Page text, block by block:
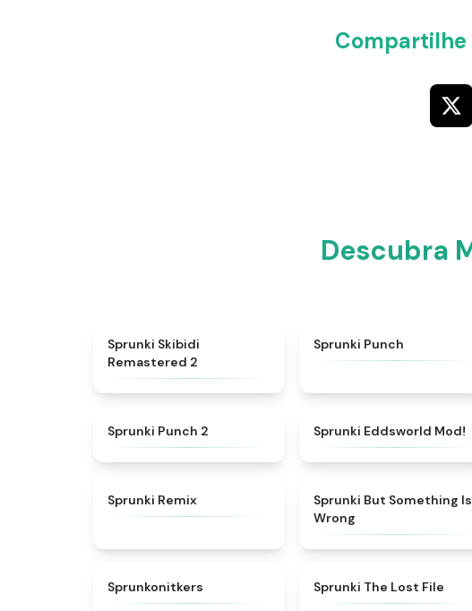
Compartilhe
Descubra
Sprunki Skibidi
Remastered 2
Sprunki Punch
Sprunki Punch 2 ★
Sprunki Eddsworld Mod!
Sprunki Remix 4.9
Sprunki But Something Is
Wrong
Sprunkonitkers Sprunki The Lost File